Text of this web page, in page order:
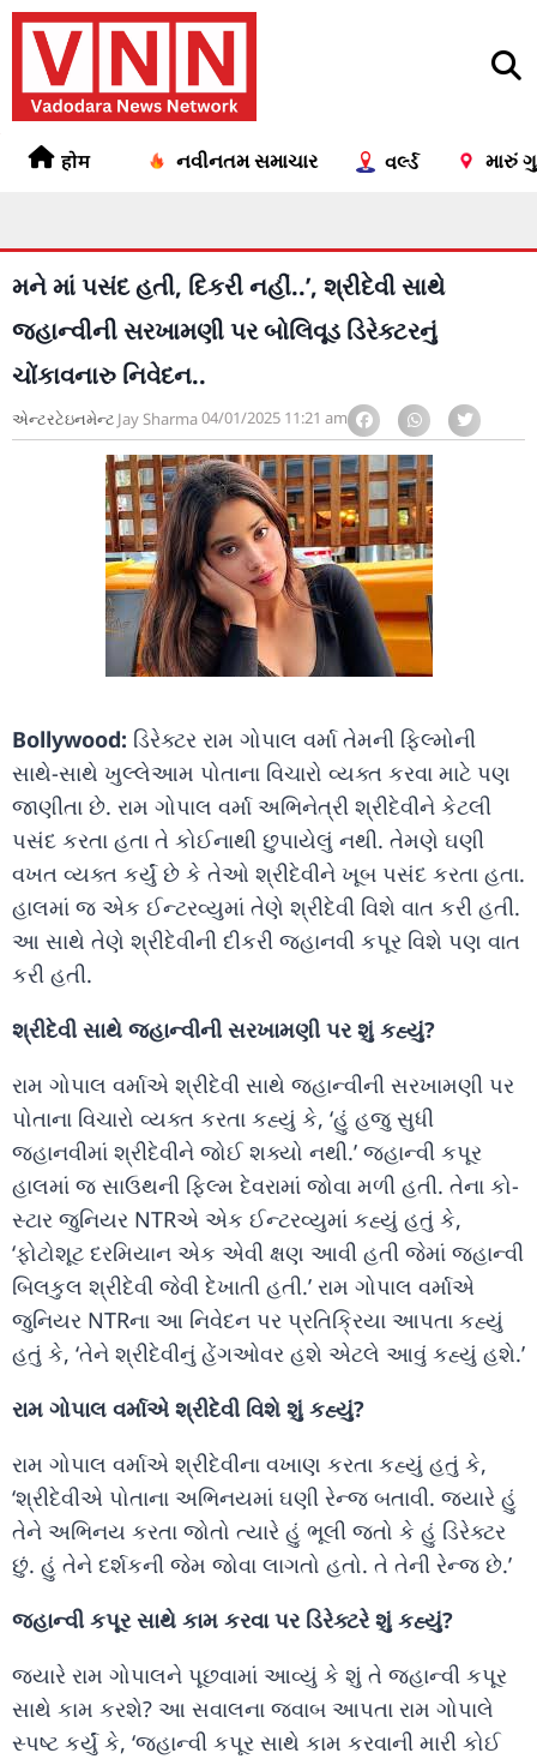
होम નવીનતમ સમાચાર વર્લ્ડ મારું
મને માં પસંદ હતી, દિકરી નહીં..’, શ્રીદેવી સાથે
જ્હાન્વીની સરખામણી પર બોલિવૂડ ડિરેક્ટરનું
ચોંકાવનારુ નિવેદન..
એન્ટરટેઇનમેન્ટ Jay Sharma04/01/2025 11:21 am
Bollywood: ડિરેક્ટર રામ ગોપાલ વર્મા તેમની ફિલ્મોની
સાથે-સાથે ખુલ્લેઆમ પોતાના વિચારો વ્યક્ત કરવા માટે પણ
જાણીતા છે. રામ ગોપાલ વર્મા અભિનેત્રી શ્રીદેવીને કેટલી
પસંદ કરતા હતા તે કોઈનાથી છુપાયેલું નથી. તેમણે ઘણી
વખત વ્યક્ત કર્યું છે કે તેઓ શ્રીદેવીને ખૂબ પસંદ કરતા હતા.
હાલમાં જ એક ઈન્ટરવ્યુમાં તેણે શ્રીદેવી વિશે વાત કરી હતી.
આ સાથે તેણે શ્રીદેવીની દીકરી જ્હાનવી કપૂર વિશે પણ વાત
કરી હતી.
શ્રીદેવી સાથે જ્હાન્વીની સરખામણી પર શું કહ્યું?
રામ ગોપાલ વર્માએ શ્રીદેવી સાથે જ્હાન્વીની સરખામણી પર
પોતાના વિચારો વ્યક્ત કરતા કહ્યું કે, ‘હું હજુ સુધી
જ્હાનવીમાં શ્રીદેવીને જોઈ શક્યો નથી.’ જ્હાન્વી કપૂર
હાલમાં જ સાઉથની ફિલ્મ દેવરામાં જોવા મળી હતી. તેના કો-
સ્ટાર જુનિયર NTRએ એક ઈન્ટરવ્યુમાં કહ્યું હતું કે,
‘ફોટોશૂટ દરમિયાન એક એવી ક્ષણ આવી હતી જેમાં જ્હાન્વી
બિલકુલ શ્રીદેવી જેવી દેખાતી હતી.’ રામ ગોપાલ વર્માએ
જુનિયર NTRના આ નિવેદન પર પ્રતિક્રિયા આપતા કહ્યું
હતું કે, ‘તેને શ્રીદેવીનું હેંગઓવર હશે એટલે આવું કહ્યું હશે.’
રામ ગોપાલ વર્માએ શ્રીદેવી વિશે શું કહ્યું?
રામ ગોપાલ વર્માએ શ્રીદેવીના વખાણ કરતા કહ્યું હતું કે,
‘શ્રીદેવીએ પોતાના અભિનયમાં ઘણી રેન્જ બતાવી. જ્યારે હું
તેને અભિનય કરતા જોતો ત્યારે હું ભૂલી જતો કે હું ડિરેક્ટર
છું. હું તેને દર્શકની જેમ જોવા લાગતો હતો. તે તેની રેન્જ છે.’
જ્હાન્વી કપૂર સાથે કામ કરવા પર ડિરેક્ટરે શું કહ્યું?
જ્યારે રામ ગોપાલને પૂછવામાં આવ્યું કે શું તે જ્હાન્વી કપૂર
સાથે કામ કરશે? આ સવાલના જવાબ આપતા રામ ગોપાલે
સ્પષ્ટ કર્યું કે, ‘જ્હાન્વી કપૂર સાથે કામ કરવાની મારી કોઈ